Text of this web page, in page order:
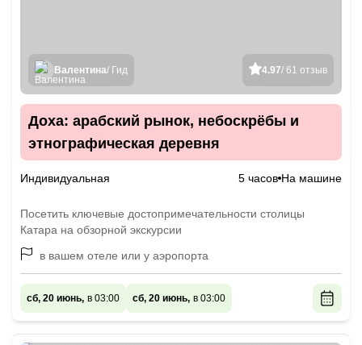
4.97/ 61 отзыв
Валентина/ Гид
Доха: арабский рынок, небоскрёбы и
этнографическая деревня
Индивидуальная 5 часов На машине
Посетить ключевые достопримечательности столицы
Катара на обзорной экскурсии
в вашем отеле или у аэропорта
сб, 20 июнь, в 03:00 сб, 20 июнь, в 03:00